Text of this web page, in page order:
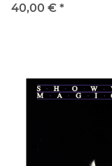
40,00 € *